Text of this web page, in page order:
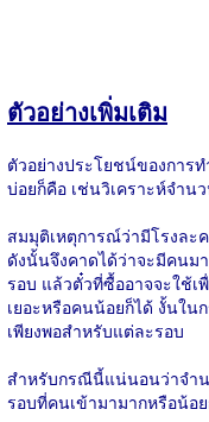
ตัวอย่างเพิ่มเติม
ตัวอย่างประโยชน์ของการ
บ่อยก็คือ เช่นวิเคราะห์จำน
สมมุติเหตุการณ์ว่ามีโรงละ
ดังนั้นจึงคาดได้ว่าจะมีคนม
รอบ แล้วตั๋วที่ซื้ออาจจะใช้เ
เยอะหรือคนน้อยก็ได้ งั้นใน
เพียงพอสำหรับแต่ละรอบ
สำหรับกรณีนี้แน่นอนว่าจำ
รอบที่คนเข้ามามากหรือน้อ